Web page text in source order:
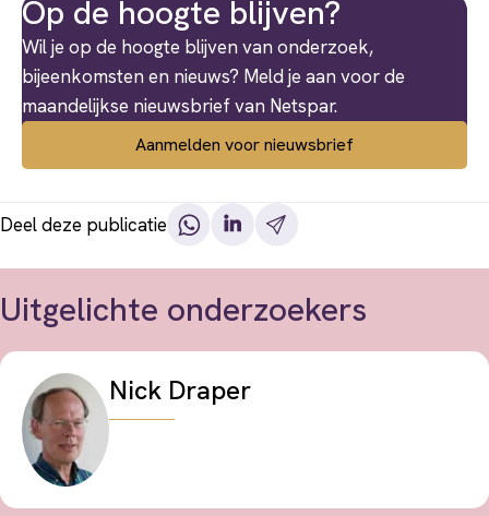
Op de hoogte blijven?
Wil je op de hoogte blijven van onderzoek,
bijeenkomsten en nieuws? Meld je aan voor de
maandelijkse nieuwsbrief van Netspar.
Aanmelden voor nieuwsbrief
Deel deze publicatie
Uitgelichte onderzoekers
Nick Draper